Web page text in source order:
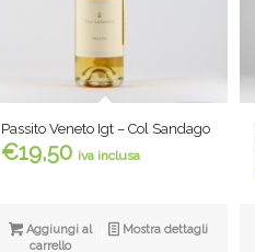
Passito Veneto Igt – Col Sandago
€19,50 iva inclusa
Aggiungi al
carrello
Mostra dettagli